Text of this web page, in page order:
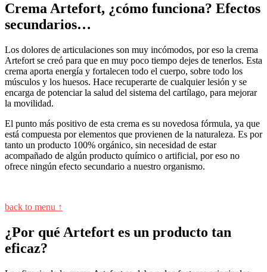
Crema Artefort, ¿cómo funciona? Efectos
secundarios…
Los dolores de articulaciones son muy incómodos, por eso la crema
Artefort se creó para que en muy poco tiempo dejes de tenerlos. Esta
crema aporta energía y fortalecen todo el cuerpo, sobre todo los
músculos y los huesos. Hace recuperarte de cualquier lesión y se
encarga de potenciar la salud del sistema del cartílago, para mejorar
la movilidad.
El punto más positivo de esta crema es su novedosa fórmula, ya que
está compuesta por elementos que provienen de la naturaleza. Es por
tanto un producto 100% orgánico, sin necesidad de estar
acompañado de algún producto químico o artificial, por eso no
ofrece ningún efecto secundario a nuestro organismo.
back to menu ↑
¿Por qué Artefort es un producto tan
eficaz?